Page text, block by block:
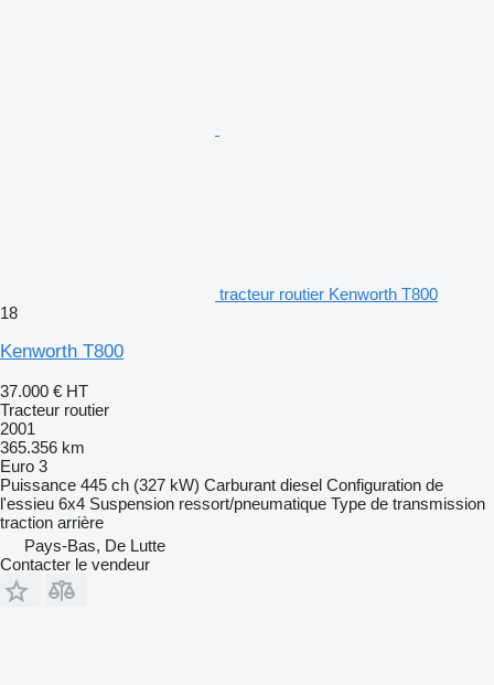
tracteur routier Kenworth T800
18
Kenworth T800
37.000 € HT
Tracteur routier
2001
365.356 km
Euro 3
Puissance 445 ch (327 kW) Carburant diesel Configuration de
l'essieu 6x4 Suspension ressort/pneumatique Type de transmission
traction arrière
Pays-Bas, De Lutte
Contacter le vendeur